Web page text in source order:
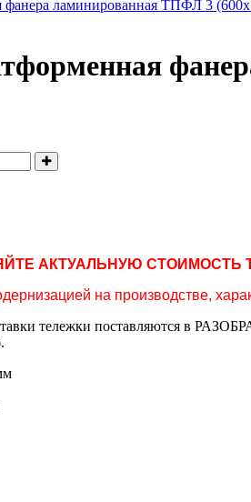
АКТУАЛЬНУЮ СТОИМОСТЬ
на производстве,
тележки поставляются в